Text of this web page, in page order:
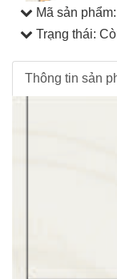
Mã sản phẩm:
Trạng thái:
Thông tin sản